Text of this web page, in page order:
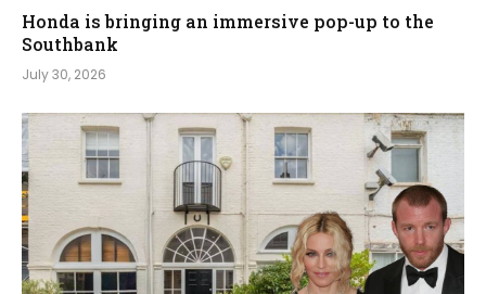
Honda is bringing an immersive pop-up to the
Southbank
July 30, 2026